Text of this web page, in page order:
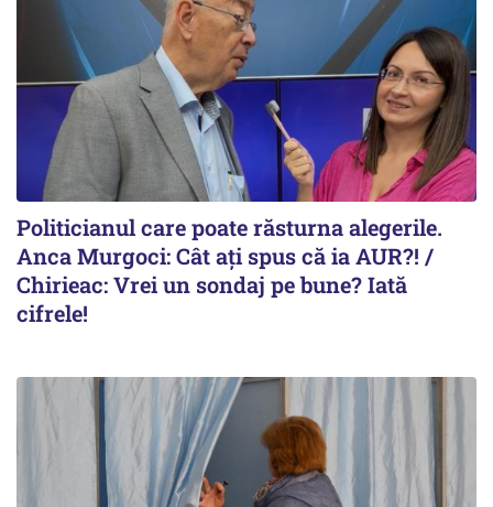
Politicianul care poate răsturna alegerile.
Anca Murgoci: Cât ați spus că ia AUR?! /
Chirieac: Vrei un sondaj pe bune? Iată
cifrele!